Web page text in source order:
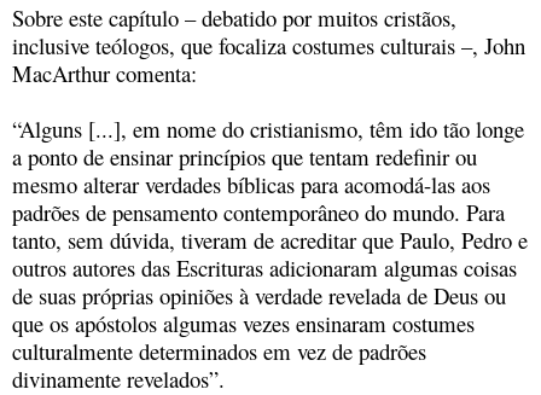
Sobre este capítulo – debatido por muitos cristãos,
inclusive teólogos, que focaliza costumes culturais –, John
MacArthur comenta:
“Alguns [...], em nome do cristianismo, têm ido tão longe
a ponto de ensinar princípios que tentam redefinir ou
mesmo alterar verdades bíblicas para acomodá-las aos
padrões de pensamento contemporâneo do mundo. Para
tanto, sem dúvida, tiveram de acreditar que Paulo, Pedro e
outros autores das Escrituras adicionaram algumas coisas
de suas próprias opiniões à verdade revelada de Deus ou
que os apóstolos algumas vezes ensinaram costumes
culturalmente determinados em vez de padrões
divinamente revelados”.